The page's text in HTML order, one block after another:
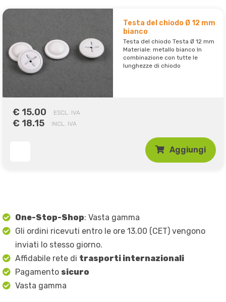
Testa del chiodo Ø 12 mm
bianco
Testa del chiodo Testa Ø 12 mm
Materiale: metallo bianco In
combinazione con tutte le
lunghezze di chiodo
€ 15.00 ESCL. IVA
€ 18.15 INCL. IVA
Aggiungi
One-Stop-Shop: Vasta gamma
Gli ordini ricevuti entro le ore 13.00 (CET) vengono
inviati lo stesso giorno.
Affidabile rete di trasporti internazionali
Pagamento sicuro
Vasta gamma